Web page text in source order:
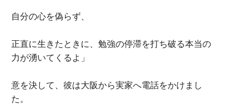
自分の心を偽らず、
正直に生きたときに、勉強の停滞を打ち破る本当の
力が湧いてくるよ」
意を決して、彼は大阪から実家へ電話をかけまし
た。